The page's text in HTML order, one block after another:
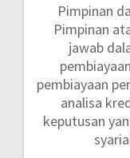
Pimpinan
Pimpinan
jawab
pembiayaan
analisa
keputusan